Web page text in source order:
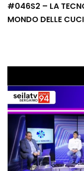
#046S2 – LA
MONDO DELLE